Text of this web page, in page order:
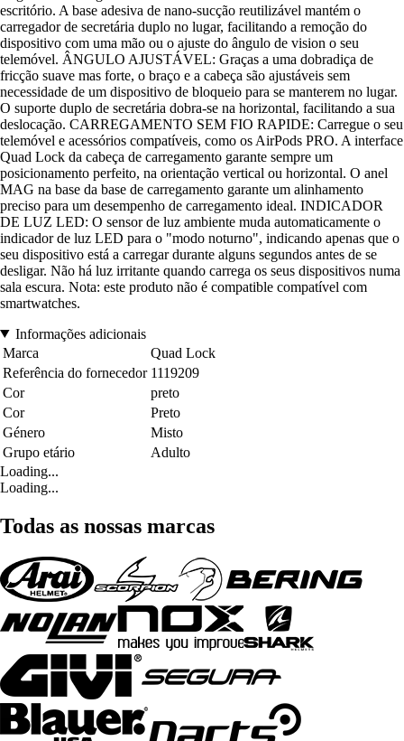
escritório. A base adesiva de nano-sucção reutilizável mantém o
carregador de secretária duplo no lugar, facilitando a remoção do
dispositivo com uma mão ou o ajuste do ângulo de vision o seu
telemóvel. ÂNGULO AJUSTÁVEL: Graças a uma dobradiça de
fricção suave mas forte, o braço e a cabeça são ajustáveis sem
necessidade de um dispositivo de bloqueio para se manterem no lugar.
O suporte duplo de secretária dobra-se na horizontal, facilitando a sua
deslocação. CARREGAMENTO SEM FIO RAPIDE: Carregue o seu
telemóvel e acessórios compatíveis, como os AirPods PRO. A interface
Quad Lock da cabeça de carregamento garante sempre um
posicionamento perfeito, na orientação vertical ou horizontal. O anel
MAG na base da base de carregamento garante um alinhamento
preciso para um desempenho de carregamento ideal. INDICADOR
DE LUZ LED: O sensor de luz ambiente muda automaticamente o
indicador de luz LED para o "modo noturno", indicando apenas que o
seu dispositivo está a carregar durante alguns segundos antes de se
desligar. Não há luz irritante quando carrega os seus dispositivos numa
sala escura. Nota: este produto não é compatible compatível com
smartwatches.
Informações adicionais
Marca
Quad Lock
Referência do fornecedor 1119209
Cor
preto
Cor
Preto
Género
Misto
Grupo etário
Adulto
Loading...
Loading...
Todas as nossas marcas